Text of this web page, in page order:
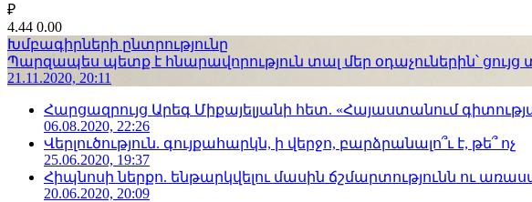
₽
4.44 0.00
Խմբագիրների ընտրությունը
Պարզապես պետք է հնարավորություն տալ մեր օդաչուներին՝
21.11.2020, 20:11
Հարցազրույց Արեգ Միքայելյանի հետ. «Հայաստանում
06.08.2020, 22:26
Վերլուծություն. գույքահարկն, ի վերջո, բարձրանալո՞ւ է, թե՞ ոչ
25.06.2020, 19:37
Հիպնոսի ներքո. ենթարկվելու մասին ճշմարտությունն ու
20.06.2020, 20:09